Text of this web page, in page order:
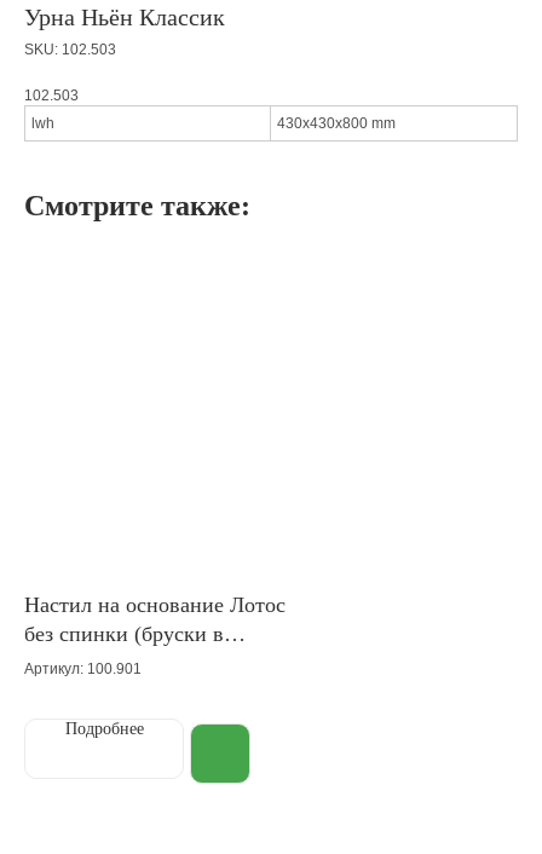
Урна Ньён Классик
SKU: 102.503
102.503
lwh
430x430x800 mm
Смотрите также:
Настил на основание Лотос
без спинки (бруски в
длину)
Артикул: 100.901
Подробнее